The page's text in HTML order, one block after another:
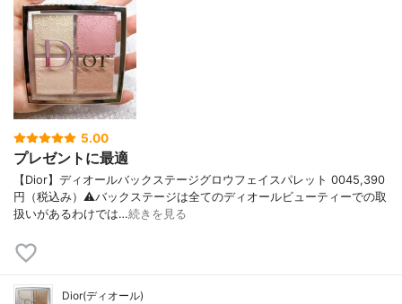
5.00
プレゼントに最適
【Dior】ディオールバックステージグロウフェイスパレット 0045,390
円（税込み）⚠️バックステージは全てのディオールビューティーでの取
扱いがあるわけでは…続きを見る
Dior(ディオール)